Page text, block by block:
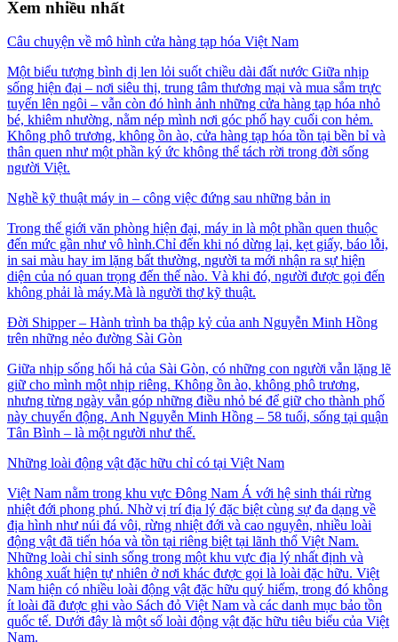
Xem nhiều nhất
Câu chuyện về mô hình cửa hàng tạp hóa Việt Nam
Một biểu tượng bình dị len lỏi suốt chiều dài đất nước Giữa nhịp
sống hiện đại – nơi siêu thị, trung tâm thương mại và mua sắm trực
tuyến lên ngôi – vẫn còn đó hình ảnh những cửa hàng tạp hóa nhỏ
bé, khiêm nhường, nằm nép mình nơi góc phố hay cuối con hẻm.
Không phô trương, không ồn ào, cửa hàng tạp hóa tồn tại bền bỉ và
thân quen như một phần ký ức không thể tách rời trong đời sống
người Việt.
Nghề kỹ thuật máy in – công việc đứng sau những bản in
Trong thế giới văn phòng hiện đại, máy in là một phần quen thuộc
đến mức gần như vô hình.Chỉ đến khi nó dừng lại, kẹt giấy, báo lỗi,
in sai màu hay im lặng bất thường, người ta mới nhận ra sự hiện
diện của nó quan trọng đến thế nào. Và khi đó, người được gọi đến
không phải là máy.Mà là người thợ kỹ thuật.
Đời Shipper – Hành trình ba thập kỷ của anh Nguyễn Minh Hồng
trên những nẻo đường Sài Gòn
Giữa nhịp sống hối hả của Sài Gòn, có những con người vẫn lặng lẽ
giữ cho mình một nhịp riêng. Không ồn ào, không phô trương,
nhưng từng ngày vẫn góp những điều nhỏ bé để giữ cho thành phố
này chuyển động. Anh Nguyễn Minh Hồng – 58 tuổi, sống tại quận
Tân Bình – là một người như thế.
Những loài động vật đặc hữu chỉ có tại Việt Nam
Việt Nam nằm trong khu vực Đông Nam Á với hệ sinh thái rừng
nhiệt đới phong phú. Nhờ vị trí địa lý đặc biệt cùng sự đa dạng về
địa hình như núi đá vôi, rừng nhiệt đới và cao nguyên, nhiều loài
động vật đã tiến hóa và tồn tại riêng biệt tại lãnh thổ Việt Nam.
Những loài chỉ sinh sống trong một khu vực địa lý nhất định và
không xuất hiện tự nhiên ở nơi khác được gọi là loài đặc hữu. Việt
Nam hiện có nhiều loài động vật đặc hữu quý hiếm, trong đó không
ít loài đã được ghi vào Sách đỏ Việt Nam và các danh mục bảo tồn
quốc tế. Dưới đây là một số loài động vật đặc hữu tiêu biểu của Việt
Nam.